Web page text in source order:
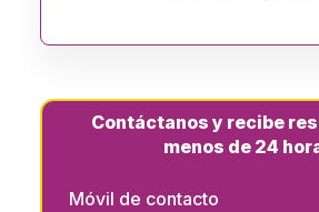
Contáctanos y recibe
menos de 24
Móvil de contacto